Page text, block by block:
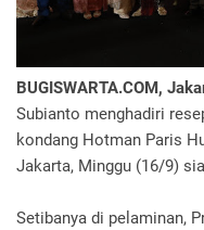
BUGISWARTA.COM,
Subianto menghadiri
kondang Hotman Paris
Jakarta, Minggu (16/9)
Setibanya di pelaminan,